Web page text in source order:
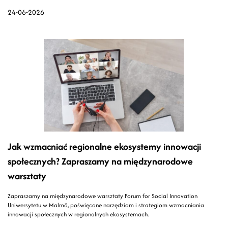
24-06-2026
Jak wzmacniać regionalne ekosystemy innowacji
społecznych? Zapraszamy na międzynarodowe
warsztaty
Zapraszamy na międzynarodowe warsztaty Forum for Social Innovation
Uniwersytetu w Malmö, poświęcone narzędziom i strategiom wzmacniania
innowacji społecznych w regionalnych ekosystemach.